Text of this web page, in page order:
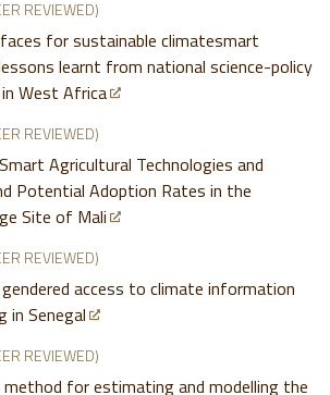
REVIEWED)
for sustainable climatesmart
learnt from national science-policy
West Africa
REVIEWED)
Agricultural Technologies and
Potential Adoption Rates in the
Site of Mali
REVIEWED)
access to climate information
in Senegal
REVIEWED)
method for estimating and modelling the